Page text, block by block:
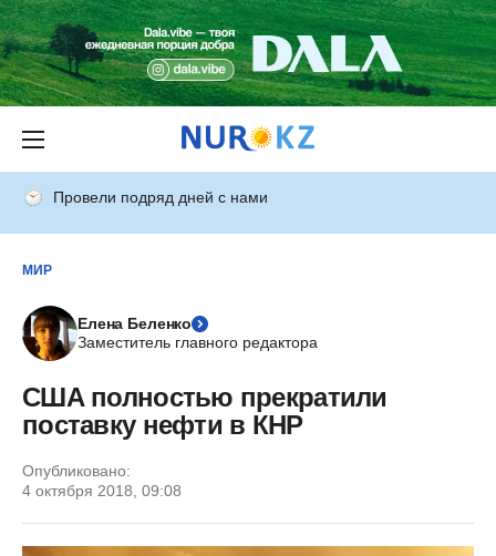
Провели подряд дней с нами
МИР
Елена Беленко
Заместитель главного редактора
США полностью прекратили
поставку нефти в КНР
Опубликовано:
4 октября 2018, 09:08